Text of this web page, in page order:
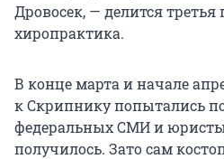
Дровосек, — делится третья
хиропрактика.
В конце марта и начале
к Скрипнику попытались
федеральных СМИ и
получилось. Зато сам